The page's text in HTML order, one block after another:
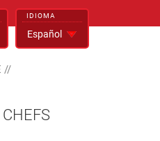
IDIOMA
//